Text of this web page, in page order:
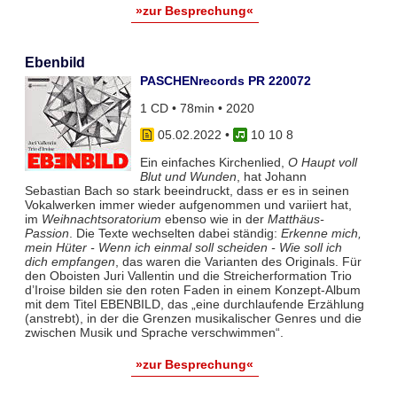
»zur Besprechung«
Ebenbild
PASCHENrecords PR 220072
1 CD • 78min • 2020
05.02.2022 •
10 10 8
Ein einfaches Kirchenlied, O Haupt voll
Blut und Wunden , hat Johann
Sebastian Bach so stark beeindruckt, dass er es in seinen
Vokalwerken immer wieder aufgenommen und variiert hat,
im Weihnachtsoratorium ebenso wie in der Matthäus-
Passion . Die Texte wechselten dabei ständig: Erkenne mich,
mein Hüter - Wenn ich einmal soll scheiden - Wie soll ich
dich empfangen , das waren die Varianten des Originals. Für
den Oboisten Juri Vallentin und die Streicherformation Trio
d’Iroise bilden sie den roten Faden in einem Konzept-Album
mit dem Titel EBENBILD, das „eine durchlaufende Erzählung
(anstrebt), in der die Grenzen musikalischer Genres und die
zwischen Musik und Sprache verschwimmen“.
»zur Besprechung«